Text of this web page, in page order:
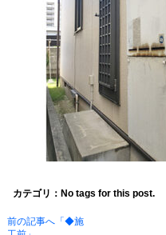
カテゴリ：No tags for this post.
前の記事へ「◆施